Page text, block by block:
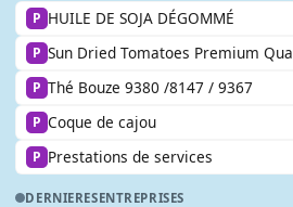
P HUILE DE SOJA DÉGOMMÉ
P Sun Dried Tomatoes Premium Qua
P Thé Bouze 9380 /8147 / 9367
P Coque de cajou
P Prestations de services
DERNIERESENTREPRISES